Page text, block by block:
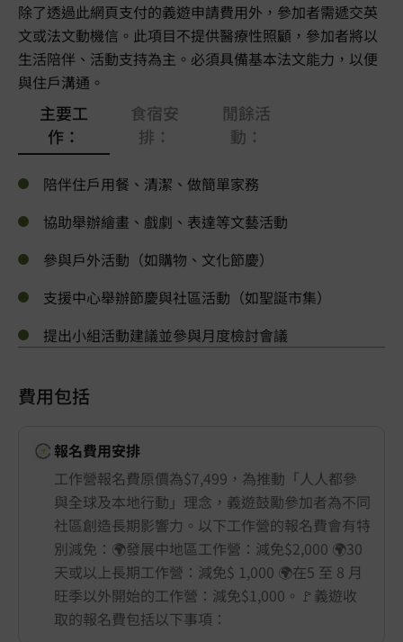
除了透過此網頁支付的義遊申請費用外，參加者需遞交英
文或法文動機信。此項目不提供醫療性照顧，參加者將以
生活陪伴、活動支持為主。必須具備基本法文能力，以便
與住戶溝通。
主要工
作：
食宿安
排：
閒餘活
動：
陪伴住戶用餐、清潔、做簡單家務
協助舉辦繪畫、戲劇、表達等文藝活動
參與戶外活動（如購物、文化節慶）
支援中心舉辦節慶與社區活動（如聖誕市集）
提出小組活動建議並參與月度檢討會議
費用包括
報名費用安排
工作營報名費原價為$7,499，為推動「人人都參
與全球及本地行動」理念，義遊鼓勵參加者為不同
社區創造長期影響力。以下工作營的報名費會有特
別減免：🌍發展中地區工作營：減免$2,000 🌍30
天或以上長期工作營：減免$ 1,000 🌍在5 至 8 月
旺季以外開始的工作營：減免$1,000。🚩義遊收
取的報名費包括以下事項：